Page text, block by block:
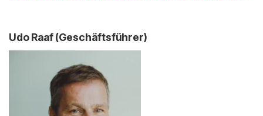
Udo Raaf (Geschäftsführer)